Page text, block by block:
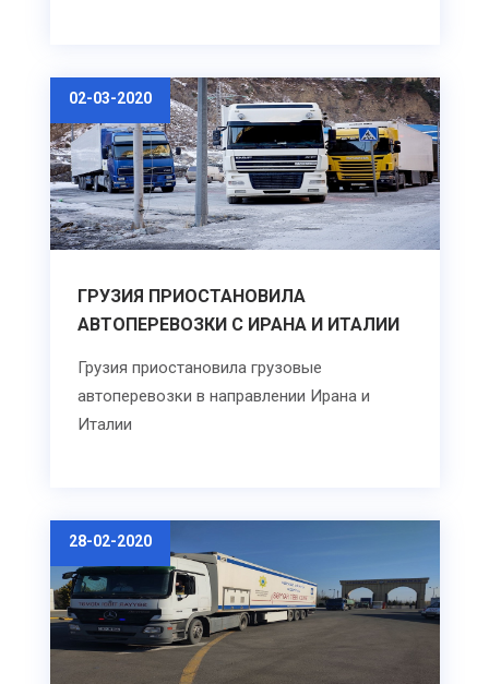
02-03-2020
ГРУЗИЯ ПРИОСТАНОВИЛА
АВТОПЕРЕВОЗКИ С ИРАНА И ИТАЛИИ
Грузия приостановила грузовые
автоперевозки в направлении Ирана и
Италии
28-02-2020